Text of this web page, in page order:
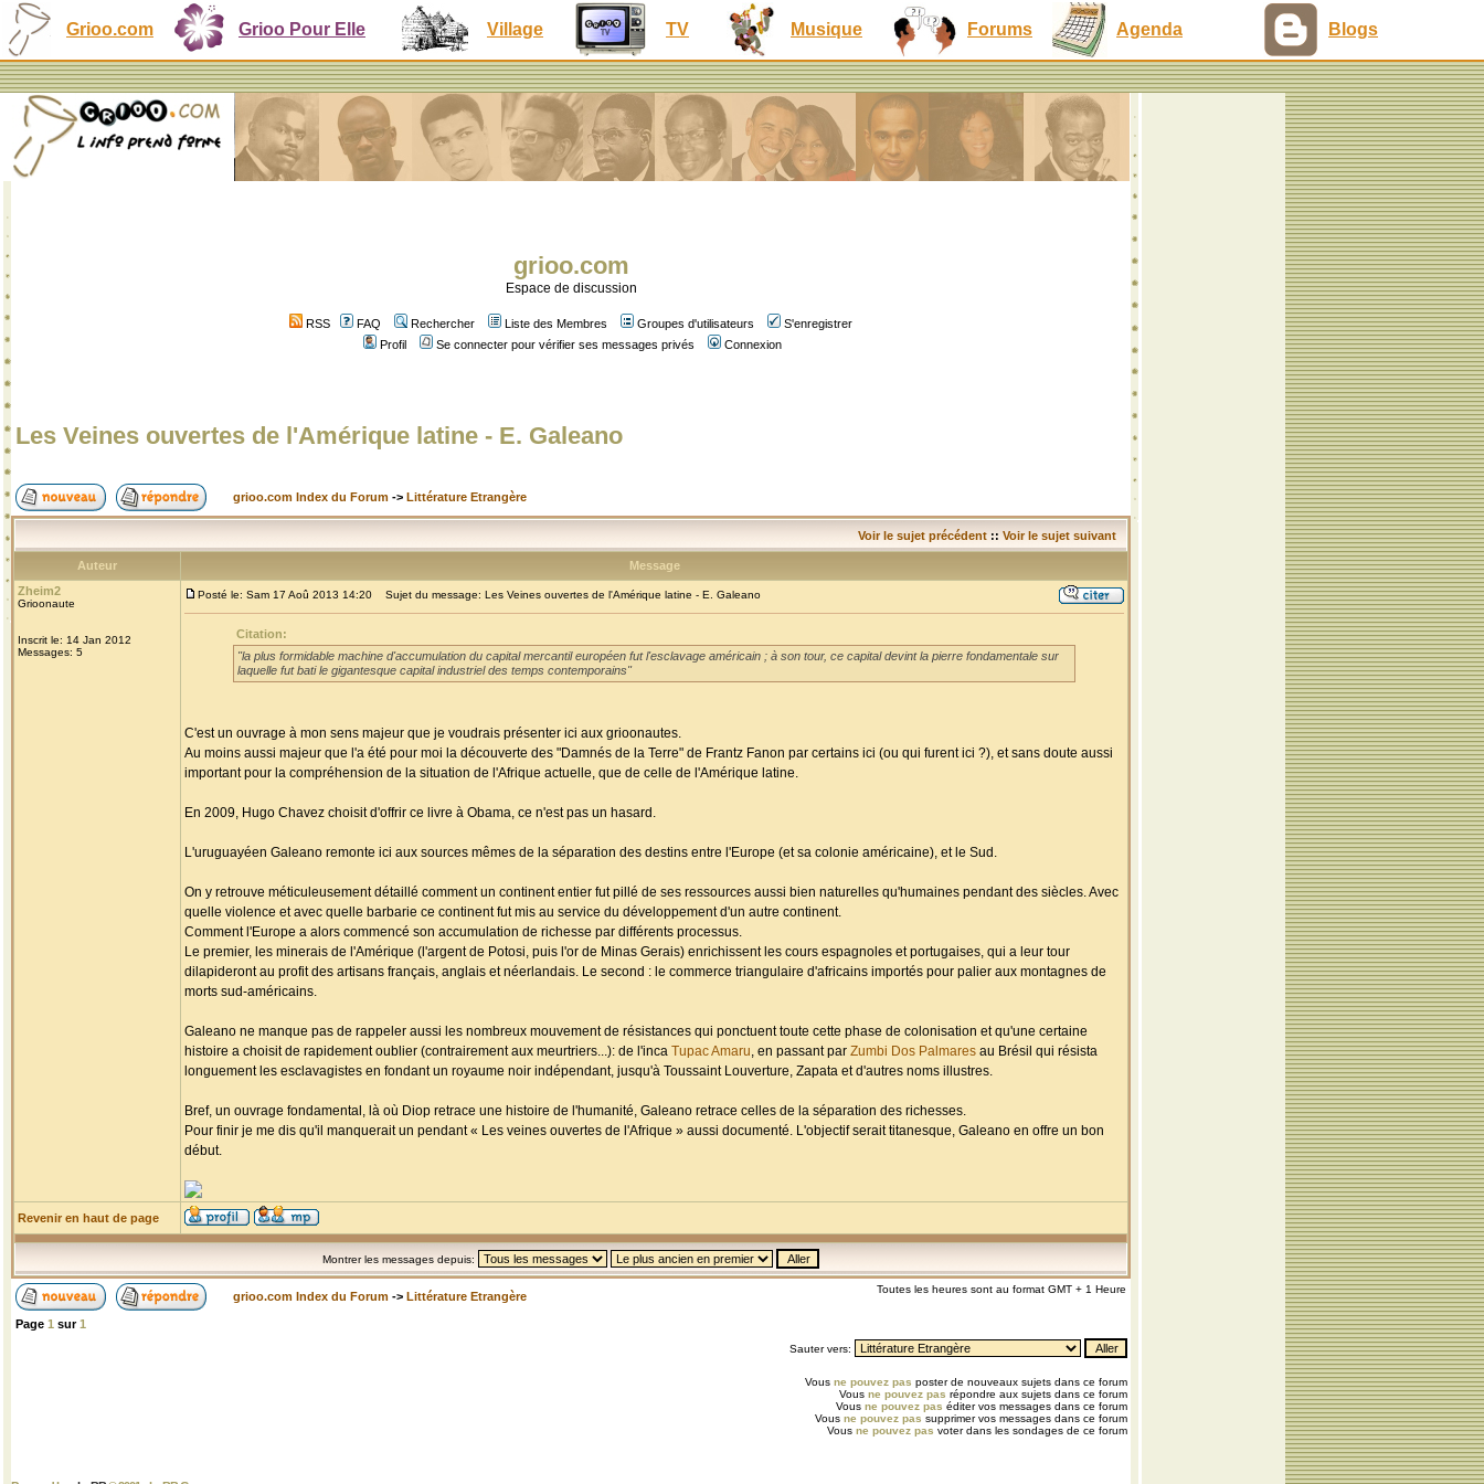
Grioo.com Grioo Pour Elle Village TV Musique Forums Agenda Blogs
grioo.com
Espace de discussion
RSS FAQ Rechercher Liste des Membres Groupes d'utilisateurs
S'enregistrer
Profil
Se connecter pour vérifier ses messages privés Connexion
Les Veines ouvertes de l'Amérique latine - E. Galeano
grioo.com Index du Forum -> Littérature Etrangère
Voir le sujet précédent :: Voir le sujet suivant
Auteur
Message
Zheim2
Grioonaute
Inscrit le: 14 Jan 2012
Messages: 5
Posté le: Sam 17 Aoû 2013 14:20 Sujet du message: Les Veines ouvertes de l'Amérique latine - E. Galeano
Citation:
"la plus formidable machine d'accumulation du capital mercantil européen fut l'esclavage américain ; à son tour, ce capital devint la pierre fondamentale sur
laquelle fut bati le gigantesque capital industriel des temps contemporains"
C'est un ouvrage à mon sens majeur que je voudrais présenter ici aux grioonautes.
Au moins aussi majeur que l'a été pour moi la découverte des "Damnés de la Terre" de Frantz Fanon par certains ici (ou qui furent ici ?), et sans doute aussi
important pour la compréhension de la situation de l'Afrique actuelle, que de celle de l'Amérique latine.
En 2009, Hugo Chavez choisit d'offrir ce livre à Obama, ce n'est pas un hasard.
L'uruguayéen Galeano remonte ici aux sources mêmes de la séparation des destins entre l'Europe (et sa colonie américaine), et le Sud.
On y retrouve méticuleusement détaillé comment un continent entier fut pillé de ses ressources aussi bien naturelles qu'humaines pendant des siècles. Avec
quelle violence et avec quelle barbarie ce continent fut mis au service du développement d'un autre continent.
Comment l'Europe a alors commencé son accumulation de richesse par différents processus.
Le premier, les minerais de l'Amérique (l'argent de Potosi, puis l'or de Minas Gerais) enrichissent les cours espagnoles et portugaises, qui a leur tour
dilapideront au profit des artisans français, anglais et néerlandais. Le second : le commerce triangulaire d'africains importés pour palier aux montagnes de
morts sud-américains.
Galeano ne manque pas de rappeler aussi les nombreux mouvement de résistances qui ponctuent toute cette phase de colonisation et qu'une certaine
histoire a choisit de rapidement oublier (contrairement aux meurtriers...): de l'inca Tupac Amaru, en passant par Zumbi Dos Palmares au Brésil qui résista
longuement les esclavagistes en fondant un royaume noir indépendant, jusqu'à Toussaint Louverture, Zapata et d'autres noms illustres.
Bref, un ouvrage fondamental, là où Diop retrace une histoire de l'humanité, Galeano retrace celles de la séparation des richesses.
Pour finir je me dis qu'il manquerait un pendant « Les veines ouvertes de l'Afrique » aussi documenté. L'objectif serait titanesque, Galeano en offre un bon
début.
Revenir en haut de page
Montrer les messages depuis:
grioo.com Index du Forum -> Littérature Etrangère
Toutes les heures sont au format GMT + 1 Heure
Page 1 sur1
Sauter vers:
Vous ne pouvez pas poster de nouveaux sujets dans ce forum
Vous ne pouvez pas répondre aux sujets dans ce forum
Vous ne pouvez pas éditer vos messages dans ce forum
Vous ne pouvez pas supprimer vos messages dans ce forum
Vous ne pouvez pas voter dans les sondages de ce forum